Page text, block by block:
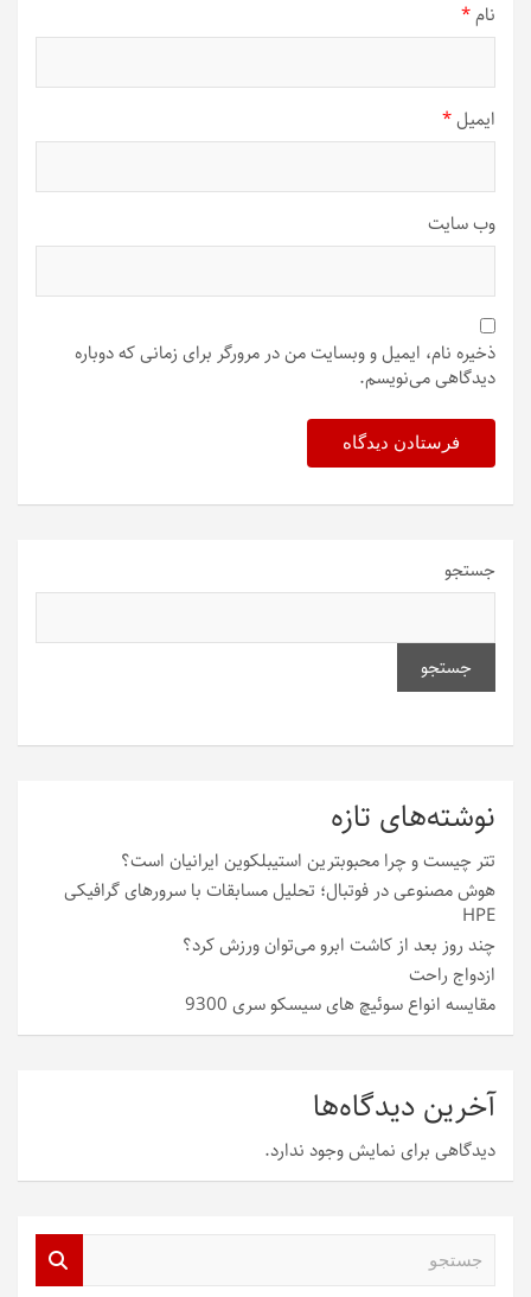
نام*
ایمیل*
وب‌ سایت
ذخیره نام، ایمیل و وبسایت من در مرورگر برای زمانی که دوباره
دیدگاهی می‌نویسم.
جستجو
جستجو
نوشته‌های تازه
تتر چیست و چرا محبوبترین استیبلکوین ایرانیان است؟
هوش مصنوعی در فوتبال؛ تحلیل مسابقات با سرورهای گرافیکی
HPE
چند روز بعد از کاشت ابرو می‌توان ورزش کرد؟
ازدواج راحت
مقایسه انواع سوئیچ های سیسکو سری 9300
آخرین دیدگاه‌ها
دیدگاهی برای نمایش وجود ندارد.